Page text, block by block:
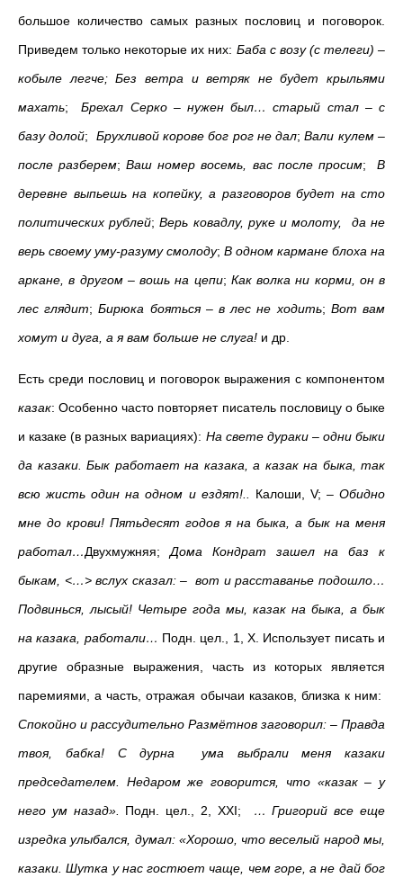
большое количество самых разных пословиц и поговорок.
Приведем только некоторые их них: Баба с возу (с телеги) –
кобыле легче; Без ветра и ветряк не будет крыльями
махать;Брехал Серко – нужен был… старый стал – с
базу долой; Брухливой корове бог рог не дал;Вали кулем –
после разберем;Ваш номер восемь, вас после просим;В
деревне выпьешь на копейку, а разговоров будет на сто
политических рублей;Верь ковадлу, руке и молоту, да не
верь своему уму-разуму смолоду; В одном кармане блоха на
аркане, в другом – вошь на цепи; Как волка ни корми, он в
лес глядит;Бирюка бояться – в лес не ходить; Вот вам
хомут и дуга, а я вам больше не слуга! и др.
Есть среди пословиц и поговорок выражения с компонентом
казак: Особенно часто повторяет писатель пословицу о быке
и казаке (в разных вариациях): На свете дураки – одни быки
да казаки. Бык работает на казака, а казак на быка, так
всю жисть один на одном и ездят!..
Калоши, V; – Обидно
мне до крови! Пятьдесят годов я на быка, а бык на меня
работал…Двухмужняя; Дома Кондрат зашел на баз к
быкам, <…> вслух сказал: – вот и расставанье подошло…
Подвинься, лысый! Четыре года мы, казак на быка, а бык
на казака, работали… Подн. цел., 1, Х. Использует писать и
другие образные выражения, часть из которых является
паремиями, а часть, отражая обычаи казаков, близка к ним:
Спокойно и рассудительно Размётнов заговорил: – Правда
твоя, бабка! С дурна ума выбрали меня казаки
председателем. Недаром же говорится, что «казак – у
него ум назад».
Подн. цел., 2, ХХI; … Григорий все еще
изредка улыбался, думал: «Хорошо, что веселый народ мы,
казаки. Шутка у нас гостюет чаще, чем горе, а не дай бог